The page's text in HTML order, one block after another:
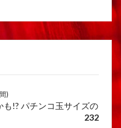
)
も!? パチンコ玉サイズの
232